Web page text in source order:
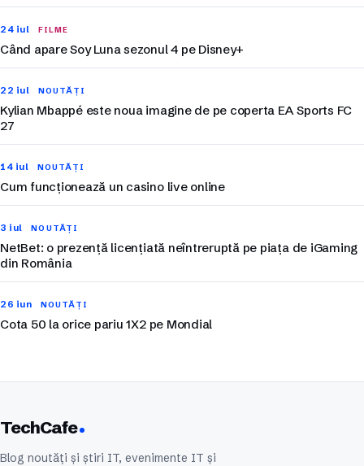
24 iul FILME
Când apare Soy Luna sezonul 4 pe Disney+
22 iul NOUTĂȚI
Kylian Mbappé este noua imagine de pe coperta EA Sports FC
27
14 iul NOUTĂȚI
Cum funcționează un casino live online
3 iul NOUTĂȚI
NetBet: o prezență licențiată neîntreruptă pe piața de iGaming
din România
26 iun NOUTĂȚI
Cota 50 la orice pariu 1X2 pe Mondial
TechCafe
Blog noutăți și știri IT, evenimente IT și